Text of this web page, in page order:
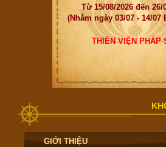
Từ 15/08/2026 đến 26/
(Nhằm ngày 03/07 - 14/07
THIỀN VIỆN PHÁP
GIỚI THIỆU